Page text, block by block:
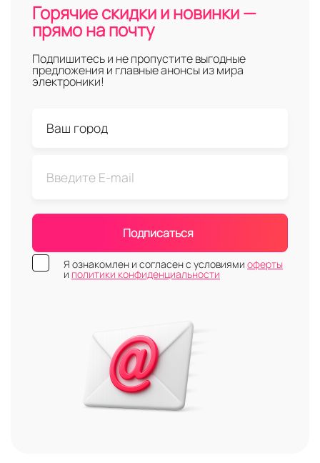
Горячие скидки и новинки —
прямо на почту
Подпишитесь и не пропустите выгодные
предложения и главные анонсы из мира
электроники!
Подписаться
Я ознакомлен и согласен с условиями оферты
и политики конфиденциальности